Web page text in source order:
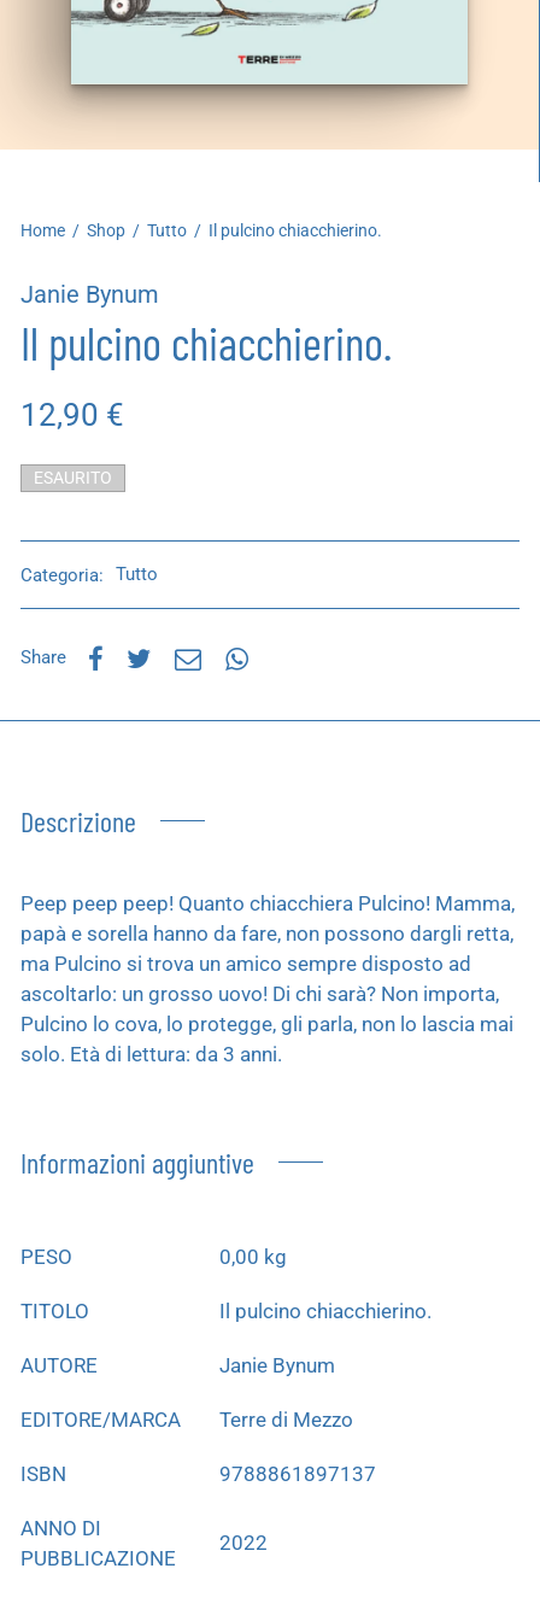
Home / Shop / Tutto / Il pulcino chiacchierino.
Janie Bynum
Il pulcino chiacchierino.
12,90 €
ESAURITO
Categoria: Tutto
Share
Descrizione
Peep peep peep! Quanto chiacchiera Pulcino! Mamma,
papà e sorella hanno da fare, non possono dargli retta,
ma Pulcino si trova un amico sempre disposto ad
ascoltarlo: un grosso uovo! Di chi sarà? Non importa,
Pulcino lo cova, lo protegge, gli parla, non lo lascia mai
solo. Età di lettura: da 3 anni.
Informazioni aggiuntive
PESO 0,00 kg
TITOLO Il pulcino chiacchierino.
AUTORE Janie Bynum
EDITORE/MARCA Terre di Mezzo
ISBN 9788861897137
ANNO DI
PUBBLICAZIONE
2022